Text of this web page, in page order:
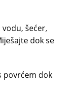
šećer,
dok se
povrćem dok